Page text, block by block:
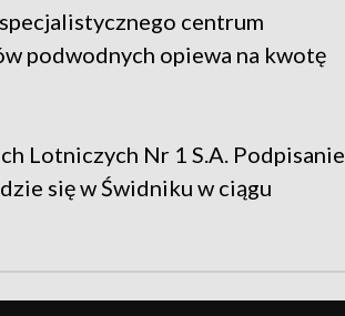
centrum
podwodnych opiewa na kwotę
Lotniczych Nr 1 S.A. Podpisanie
się w Świdniku w ciągu